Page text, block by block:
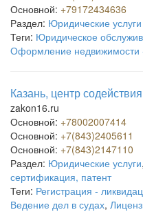
Основной: +79172434636
Раздел: Юридические услуги
Теги: Юридическое
Оформление недвижимости
Казань, центр содействия
zakon16.ru
Основной: +78002007414
Основной: +7(843)2405611
Основной: +7(843)2147110
Раздел: Юридические услуги,
сертификация, патент
Теги: Регистрация -
Ведение дел в судах,